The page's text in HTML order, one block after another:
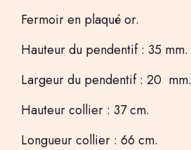
Fermoir en plaqué or.
Hauteur du pendentif : 35 mm.
Largeur du pendentif : 20 mm.
Hauteur collier : 37 cm.
Longueur collier : 66 cm.